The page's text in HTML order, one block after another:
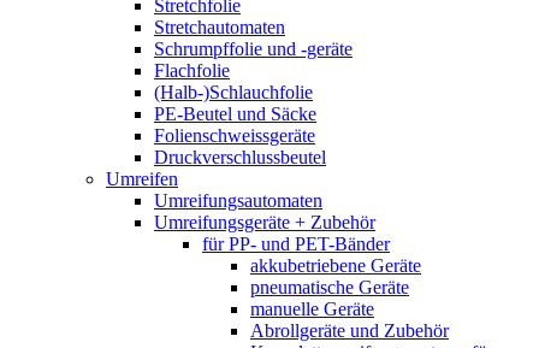
Stretchfolie
Stretchautomaten
Schrumpffolie und -geräte
Flachfolie
(Halb-)Schlauchfolie
PE-Beutel und Säcke
Folienschweissgeräte
Druckverschlussbeutel
Umreifen
Umreifungsautomaten
Umreifungsgeräte + Zubehör
für PP- und PET-Bänder
akkubetriebene Geräte
pneumatische Geräte
manuelle Geräte
Abrollgeräte und Zubehör